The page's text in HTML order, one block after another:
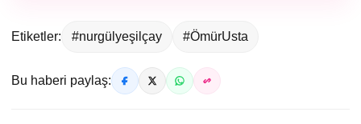
Etiketler: #nurgülyeşilçay #ÖmürUsta
Bu haberi paylaş: